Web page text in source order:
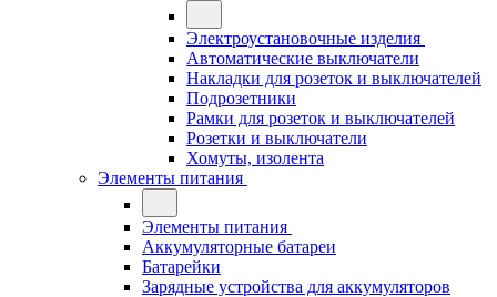
Электроустановочные изделия
Автоматические выключатели
Накладки для розеток и выключателей
Подрозетники
Рамки для розеток и выключателей
Розетки и выключатели
Хомуты, изолента
Элементы питания
Элементы питания
Аккумуляторные батареи
Батарейки
Зарядные устройства для аккумуляторов